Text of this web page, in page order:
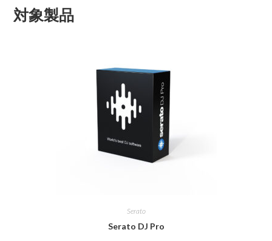
対象製品
Serato
Serato DJ Pro